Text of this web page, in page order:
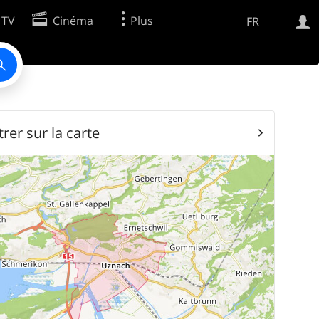
FR
Cinéma Plus
sur la carte